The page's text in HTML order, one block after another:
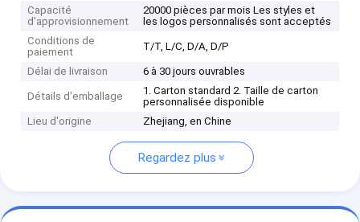
Capacité
d'approvisionnement
20000 pièces par mois Les styles et
les logos personnalisés sont acceptés
Conditions de
paiement
T/T, L/C, D/A, D/P
Délai de livraison 6 à 30 jours ouvrables
Détails d'emballage
1. Carton standard 2. Taille de carton
personnalisée disponible
Lieu d'origine
Zhejiang, en Chine
Regardez plus